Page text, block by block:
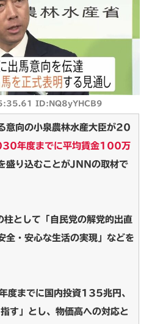
ID:NQ8yYHCB9
意向の小泉農林水産大臣が20
年度までに平均賃金100万
盛り込むことがJNNの取材で
として「自民党の解党的出直
全・安心な生活の実現」などを
までに国内投資135兆円、
す」とし、物価高への対応と